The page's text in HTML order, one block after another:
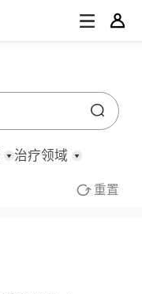
治疗领域
重置